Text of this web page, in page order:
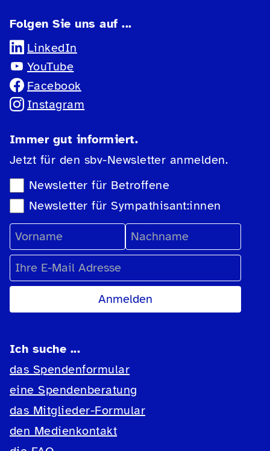
Folgen Sie uns auf ...
LinkedIn
YouTube
Facebook
Instagram
Immer gut informiert.
Jetzt für den sbv-Newsletter anmelden.
Newsletter-Auswahl
Newsletter für Betroffene
Newsletter für Sympathisant:innen
Vorname
Nachname
E-Mail Adresse
Ich suche ...
das Spendenformular
eine Spendenberatung
das Mitglieder-Formular
den Medienkontakt